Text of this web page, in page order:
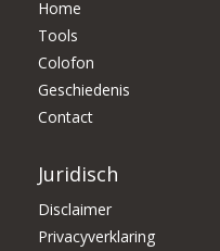
Home
Tools
Colofon
Geschiedenis
Contact
Juridisch
Disclaimer
Privacyverklaring